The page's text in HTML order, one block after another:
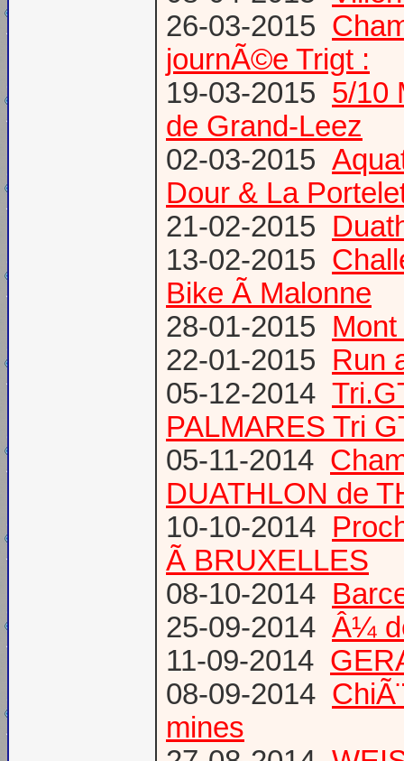
26-03-2015
journÃ©e Trigt :
19-03-2015 5/10
de Grand-Leez
02-03-2015
Dour & La
21-02-2015
13-02-2015
Bike Ã Malonne
28-01-2015
22-01-2015 Run
05-12-2014
PALMARES Tri
05-11-2014
DUATHLON de
10-10-2014
Ã BRUXELLES
08-10-2014
25-09-2014 Â¼
11-09-2014
08-09-2014
mines